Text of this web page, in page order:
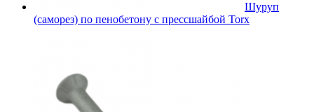
Шуруп
(саморез) по пенобетону с прессшайбой Torx